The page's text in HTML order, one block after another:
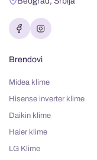
Brendovi
Midea klime
Hisense inverter klime
Daikin klime
Haier klime
LG Klime